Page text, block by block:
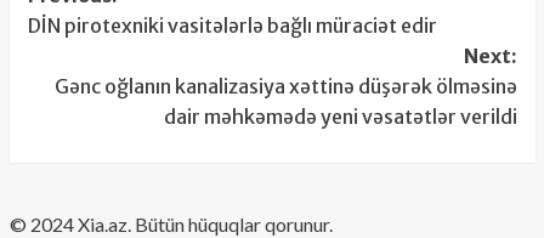
navigation
DİN pirotexniki vasitələrlə bağlı müraciət edir
Next:
Gənc oğlanın kanalizasiya xəttinə düşərək ölməsinə
dair məhkəmədə yeni vəsatətlər verildi
​© 2024 Xia.az. Bütün hüquqlar qorunur.